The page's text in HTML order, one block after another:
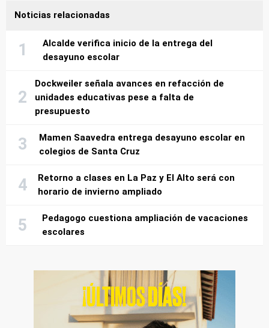
Noticias relacionadas
Alcalde verifica inicio de la entrega del
desayuno escolar
Dockweiler señala avances en refacción de
unidades educativas pese a falta de
presupuesto
Mamen Saavedra entrega desayuno escolar en
colegios de Santa Cruz
Retorno a clases en La Paz y El Alto será con
horario de invierno ampliado
Pedagogo cuestiona ampliación de vacaciones
escolares